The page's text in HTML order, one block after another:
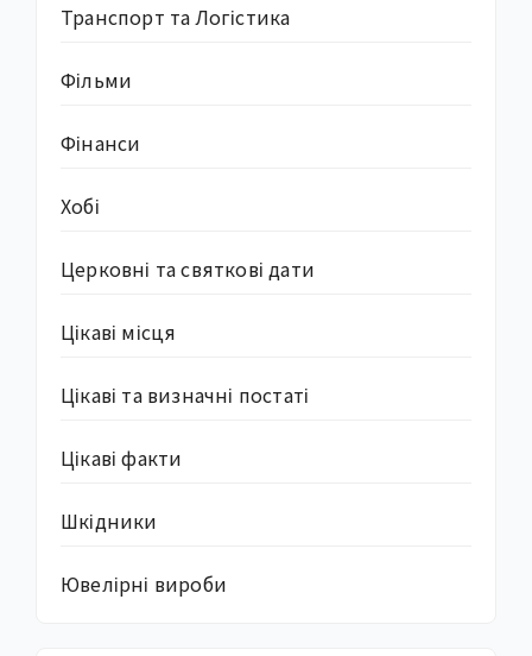
Транспорт та Логістика
Фільми
Фінанси
Хобі
Церковні та святкові дати
Цікаві місця
Цікаві та визначні постаті
Цікаві факти
Шкідники
Ювелірні вироби